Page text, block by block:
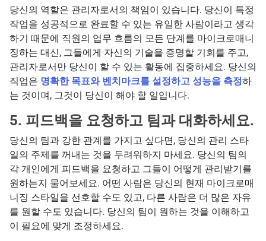
당신의 역할은 관리자로서의 책임이 있습니다. 당신이 특정
작업을 성공적으로 완료할 수 있는 유일한 사람이라고 생각
하기 때문에 직원의 업무 흐름의 모든 단계를 마이크로매니
징하는 대신, 그들에게 자신의 기술을 증명할 기회를 주고,
관리자로서만 당신이 할 수 있는 활동에 집중하세요. 당신의
직업은 명확한 목표와 벤치마크를 설정하고 성능을 측정하
는 것이며, 그것이 당신이 해야 할 일입니다.
5. 피드백을 요청하고 팀과 대화하세요.
당신의 팀과 강한 관계를 가지고 싶다면, 당신의 관리 스타
일의 주제를 꺼내는 것을 두려워하지 마세요. 당신의 팀의
각 개인에게 피드백을 요청하고 그들이 어떻게 관리받기를
원하는지 물어보세요. 어떤 사람은 당신의 현재 마이크로매
니징 스타일을 선호할 수도 있고, 다른 사람은 더 많은 자유
를 원할 수도 있습니다. 당신의 팀이 원하는 것을 이해하고
이 필요에 맞게 조정하세요.